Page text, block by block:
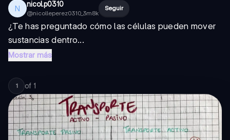
N nicol.p0310
@nicolleperez0310_3m8k
Seguir
¿Te has preguntado cómo las células pueden mover
sustancias dentro...
Mostrar más
1 of 1